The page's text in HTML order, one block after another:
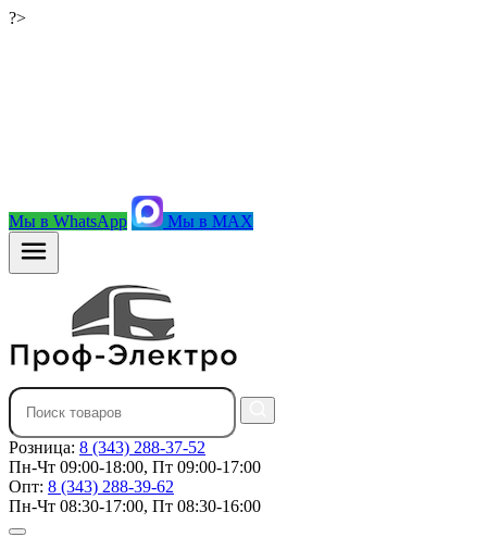
?>
Мы в WhatsApp Мы в MAX
Розница: 8 (343) 288-37-52
Пн-Чт 09:00-18:00, Пт 09:00-17:00
Опт: 8 (343) 288-39-62
Пн-Чт 08:30-17:00, Пт 08:30-16:00